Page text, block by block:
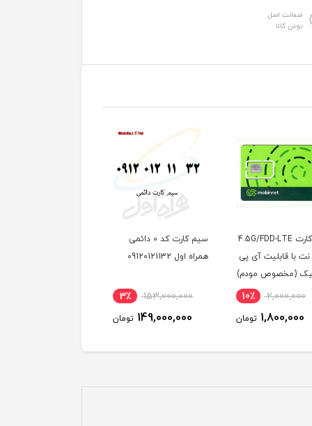
ضمانت اصل
بودن کالا
سیم کارت 4.5G/FDD-LTE
با قابلیت آی پی
(مخصوص مودم)
2,000,000 10٪
1,800,000 تومان
سیم کارت کد 0 دائمی
همراه اول 09120121132
153,000,000 3٪
149,000,000 تومان